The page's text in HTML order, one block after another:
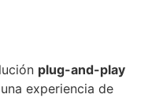
plug-and-play
experiencia de